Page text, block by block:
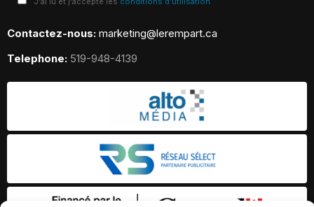
Contactez-nous: marketing@lerempart.ca
Telephone: 519-948-4139